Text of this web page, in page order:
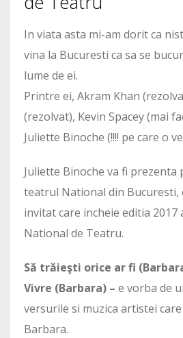
In viata asta mi-am dorit ca
vina la Bucuresti ca sa se
lume de ei.
Printre ei, Akram Khan
(rezolvat), Kevin Spacey (mai
Juliette Binoche (!!!! pe care o
Juliette Binoche va fi prezenta
teatrul National din Bucuresti,
invitat care incheie editia 2017
National de Teatru.
Să trăieşti orice ar fi
Vivre (Barbara) – e vorba de
versurile si muzica artistei
Barbara.